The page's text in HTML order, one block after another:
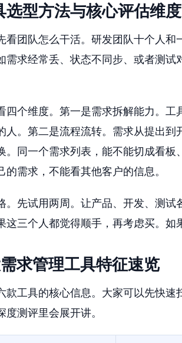
选型方法与核心评估维度
看团队怎么干活。研发团队十个人
需求经常丢、状态不同步、或者测
四个维度。第一是需求拆解能力。
人。第二是流程流转。需求从提出
。同一个需求列表，能不能切成看
的需求，不能看其他客户的信息。
。先试用两周。让产品、开发、测
这三个人都觉得顺手，再考虑买。如
求管理工具特征速览
款工具的核心信息。大家可以先快速
测评里会展开讲。